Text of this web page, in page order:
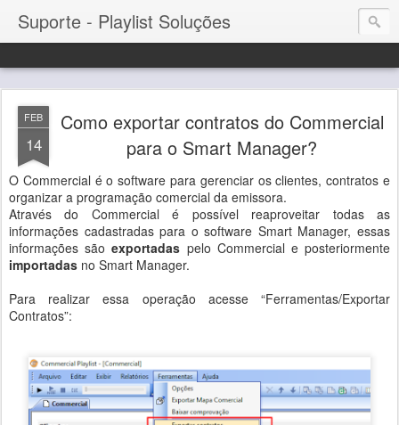
Suporte - Playlist Soluções
FEB
14
Como exportar contratos do Commercial
para o Smart Manager?
O Commercial é o software para gerenciar os clientes, contratos e
organizar a programação comercial da emissora.
Através do Commercial é possível reaproveitar todas as
informações cadastradas para o software Smart Manager, essas
informações sãoexportadas pelo Commercial e posteriormente
importadas no Smart Manager.
Para realizar essa operação acesse “Ferramentas/Exportar
Contratos”: